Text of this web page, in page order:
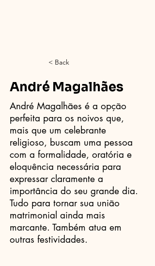
< Back
André Magalhães
André Magalhães é a opção
perfeita para os noivos que,
mais que um celebrante
religioso, buscam uma pessoa
com a formalidade, oratória e
eloquência necessária para
expressar claramente a
importância do seu grande dia.
Tudo para tornar sua união
matrimonial ainda mais
marcante. Também atua em
outras festividades.